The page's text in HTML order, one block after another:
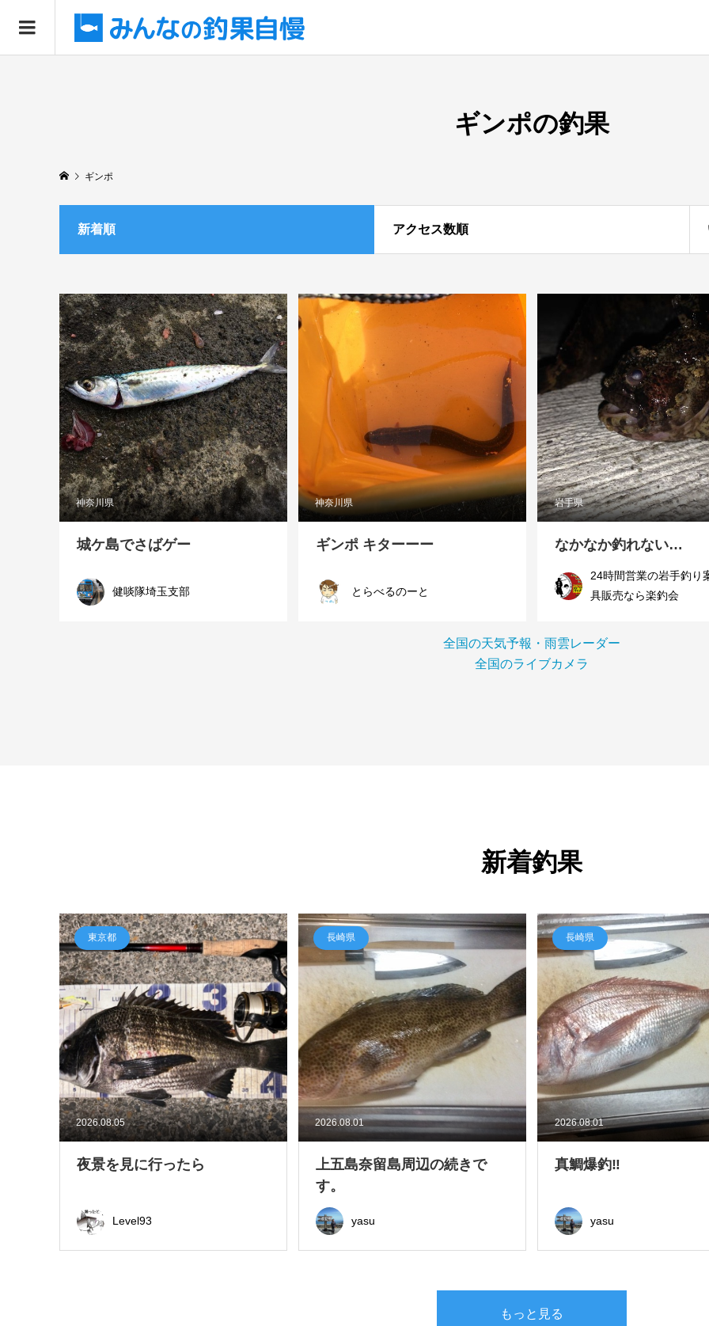
ギンポの釣果
ギンポ
新着順 アクセス数順
神奈川県
城ケ島でさばゲー
健啖隊埼玉支部
神奈川県
ギンポ キターーー
とらべるのーと
岩手県
なかなか釣れない…
24時間営業の岩手釣り
具販売なら楽釣会
全国の天気予報・雨雲レーダー
全国のライブカメラ
新着釣果
2026.08.05
東京都
夜景を見に行ったら
Level93
2026.08.01
長崎県
上五島奈留島周辺の続きで
す。
yasu
2026.08.01
長崎県
真鯛爆釣‼
yasu
もっと見る